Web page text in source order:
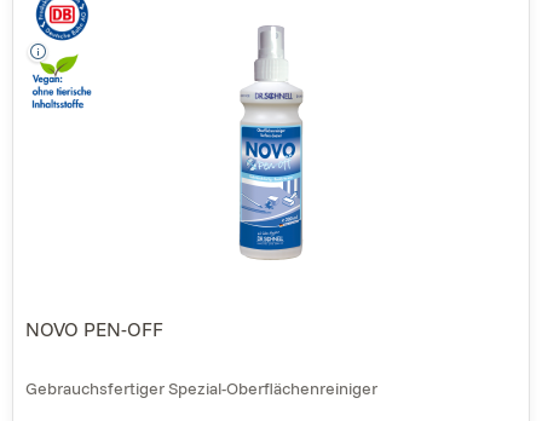
NOVO PEN-OFF
Gebrauchsfertiger Spezial-Oberflächenreiniger